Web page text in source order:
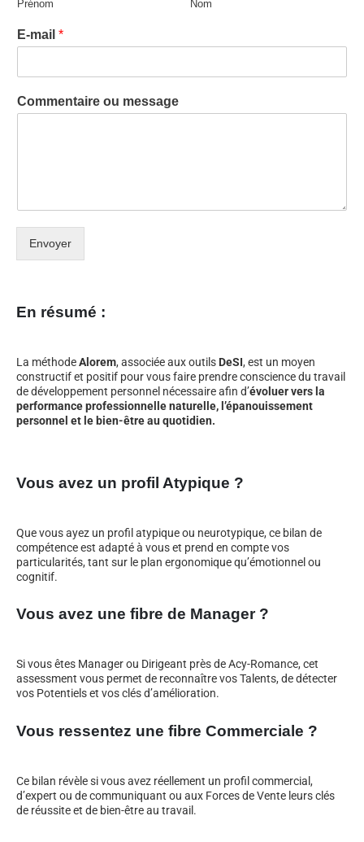
Prénom Nom
E-mail *
Commentaire ou message
Envoyer
En résumé :
La méthodeAlorem, associée aux outils DeSI, est un moyen
constructif et positif pour vous faire prendre conscience du travail
de développement personnel nécessaire afin d’évoluer vers la
performance professionnelle naturelle, l’épanouissement
personnel et le bien-être au quotidien.
Vous avez un profil Atypique ?
Que vous ayez un profil atypique ou neurotypique, ce bilan de
compétence est adapté à vous et prend en compte vos
particularités, tant sur le plan ergonomique qu’émotionnel ou
cognitif.
Vous avez une fibre de Manager ?
Si vous êtes Manager ou Dirigeant près de Acy-Romance, cet
assessment vous permet de reconnaître vos Talents, de détecter
vos Potentiels et vos clés d’amélioration.
Vous ressentez une fibre Commerciale ?
Ce bilan révèle si vous avez réellement un profil commercial,
d’expert ou de communiquant ou aux Forces de Vente leurs clés
de réussite et de bien-être au travail.